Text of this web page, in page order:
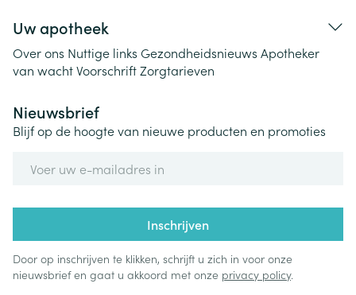
Uw apotheek
Over ons Nuttige links Gezondheidsnieuws Apotheker
van wachtVoorschriftZorgtarieven
Nieuwsbrief
Blijf op de hoogte van nieuwe producten en promoties
Inschrijven
Door op inschrijven te klikken, schrijft u zich in voor onze
nieuwsbrief en gaat u akkoord met onze privacy policy.